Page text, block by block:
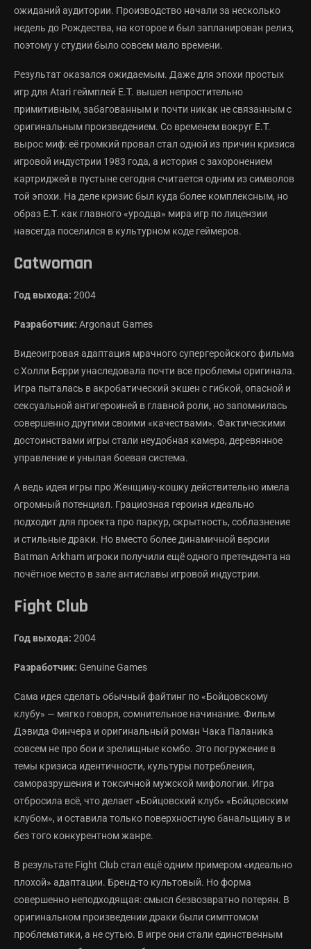
ожиданий аудитории. Производство начали за несколько
недель до Рождества, на которое и был запланирован релиз,
поэтому у студии было совсем мало времени.
Результат оказался ожидаемым. Даже для эпохи простых
игр для Atari геймплей E.T. вышел непростительно
примитивным, забагованным и почти никак не связанным с
оригинальным произведением. Со временем вокруг E.T.
вырос миф: её громкий провал стал одной из причин кризиса
игровой индустрии 1983 года, а история с захоронением
картриджей в пустыне сегодня считается одним из символов
той эпохи. На деле кризис был куда более комплексным, но
образ E.T. как главного «уродца» мира игр по лицензии
навсегда поселился в культурном коде геймеров.
Catwoman
Год выхода: 2004
Разработчик: Argonaut Games
Видеоигровая адаптация мрачного супергеройского фильма
с Холли Берри унаследовала почти все проблемы оригинала.
Игра пыталась в акробатический экшен с гибкой, опасной и
сексуальной антигероиней в главной роли, но запомнилась
совершенно другими своими «качествами». Фактическими
достоинствами игры стали неудобная камера, деревянное
управление и унылая боевая система.
А ведь идея игры про Женщину-кошку действительно имела
огромный потенциал. Грациозная героиня идеально
подходит для проекта про паркур, скрытность, соблазнение
и стильные драки. Но вместо более динамичной версии
Batman Arkham игроки получили ещё одного претендента на
почётное место в зале антиславы игровой индустрии.
Fight Club
Год выхода: 2004
Разработчик: Genuine Games
Сама идея сделать обычный файтинг по «Бойцовскому
клубу» — мягко говоря, сомнительное начинание. Фильм
Дэвида Финчера и оригинальный роман Чака Паланика
совсем не про бои и зрелищные комбо. Это погружение в
темы кризиса идентичности, культуры потребления,
саморазрушения и токсичной мужской мифологии. Игра
отбросила всё, что делает «Бойцовский клуб» «Бойцовским
клубом», и оставила только поверхностную банальщину в и
без того конкурентном жанре.
В результате Fight Club стал ещё одним примером «идеально
плохой» адаптации. Бренд-то культовый. Но форма
совершенно неподходящая: смысл безвозвратно потерян. В
оригинальном произведении драки были симптомом
проблематики, а не сутью. В игре они стали единственным